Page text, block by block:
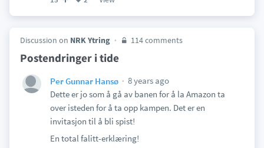
Discussion on NRK Ytring 114 comments
Postendringer i tide
Per Gunnar Hansø
8 years ago
Dette er jo som å gå av banen for å la Amazon ta
over isteden for å ta opp kampen. Det er en
invitasjon til å bli spist!
En total falitt-erklæring!